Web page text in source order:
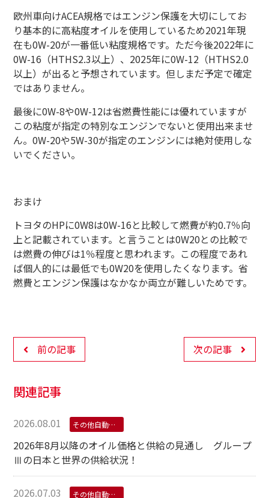
欧州車向けACEA規格ではエンジン保護を大切にしてお
り基本的に高粘度オイルを使用しているため2021年現
在も0W-20が一番低い粘度規格です。ただ今後2022年に
0W-16（HTHS2.3以上）、2025年に0W-12（HTHS2.0
以上）が出ると予想されています。但しまだ予定で確定
ではありません。
最後に0W-8や0W-12は省燃費性能には優れていますが
この粘度が指定の特別なエンジンでないと使用出来ませ
ん。0W-20や5W-30が指定のエンジンには絶対使用しな
いでください。
おまけ
トヨタのHPに0W8は0W-16と比較して燃費が約0.7％向
上と記載されています。と言うことは0W20との比較で
は燃費の伸びは1％程度と思われます。この程度であれ
ば個人的には最低でも0W20を使用したくなります。省
燃費とエンジン保護はなかなか両立が難しいためです。
前の記事 次の記事
関連記事
2026.08.01 その他自動車用オイル
2026年8月以降のオイル価格と供給の見通し グループ
Ⅲの日本と世界の供給状況！
2026.07.03 その他自動車用オイル